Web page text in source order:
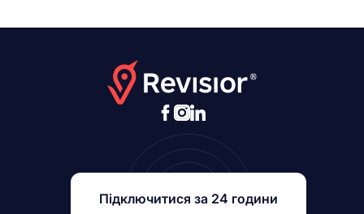
Підключитися за 24 години